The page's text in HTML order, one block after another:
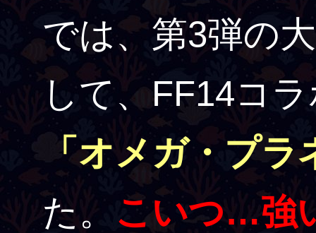
では、第3弾の
して、FF14コ
「オメガ・プラ
た。 こいつ…強